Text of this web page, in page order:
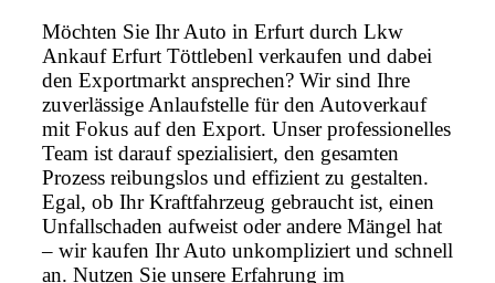
Möchten Sie Ihr Auto in Erfurt durch Lkw
Ankauf Erfurt Töttlebenl verkaufen und dabei
den Exportmarkt ansprechen? Wir sind Ihre
zuverlässige Anlaufstelle für den Autoverkauf
mit Fokus auf den Export. Unser professionelles
Team ist darauf spezialisiert, den gesamten
Prozess reibungslos und effizient zu gestalten.
Egal, ob Ihr Kraftfahrzeug gebraucht ist, einen
Unfallschaden aufweist oder andere Mängel hat
– wir kaufen Ihr Auto unkompliziert und schnell
an. Nutzen Sie unsere Erfahrung im